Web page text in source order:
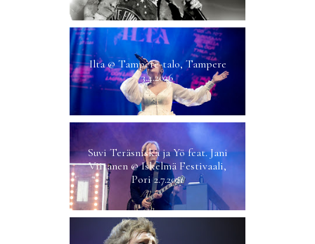
Ilta @ Tampere-talo, Tampere
3.4.2026
Suvi Teräsniska ja Yö feat. Jani
Viitanen @ Iskelmä Festivaali,
Pori 2.7.2021